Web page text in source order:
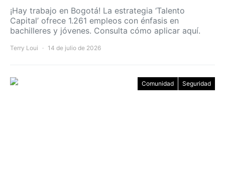
¡Hay trabajo en Bogotá! La estrategia ‘Talento
Capital’ ofrece 1.261 empleos con énfasis en
bachilleres y jóvenes. Consulta cómo aplicar aquí.
Terry Loui 14 de julio de 2026
Comunidad Seguridad